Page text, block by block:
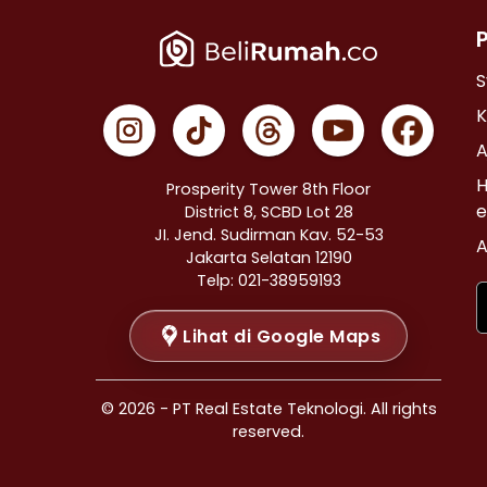
Properti Dijual di Johar Baru >
Properti Dijual di Menteng >
Properti Dijual di Tanah Abang >
Properti Dijual di Kramat >
Properti Dijual di Bendungan Hilir >
Properti Dijual di Jakarta Selatan >
Properti Dijual di Cilandak >
Properti Dijual di Gandaria Selatan >
Properti Dijual di Cipete Selatan >
Properti Dijual di Lenteng Agung >
Properti Dijual di Pondok Pinang >
Properti Dijual di Kebayoran Baru >
Properti Dijual di Mampang Prapatan >
Prosperity Tower 8th Floor
District 8, SCBD Lot 28
JI. Jend. Sudirman Kav. 52-53
Jakarta Selatan 12190
Telp: 021-38959193
Lihat di Google Maps
© 2026 - PT Real Estate Teknologi. All rights
reserved.